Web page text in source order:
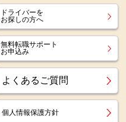
ドライバーを
お探しの方へ
無料転職サポート
お申込み
よくあるご質問
個人情報保護方針